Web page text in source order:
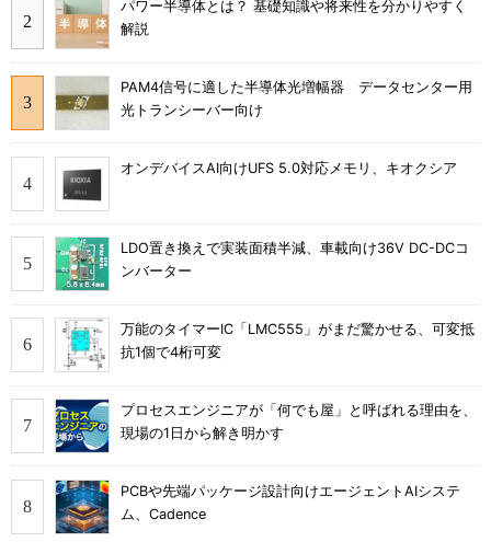
パワー半導体とは？ 基礎知識や将来性を分かりやすく
解説
PAM4信号に適した半導体光増幅器 データセンター用
光トランシーバー向け
オンデバイスAI向けUFS 5.0対応メモリ、キオクシア
LDO置き換えで実装面積半減、車載向け36V DC-DCコ
ンバーター
万能のタイマーIC「LMC555」がまだ驚かせる、可変抵
抗1個で4桁可変
プロセスエンジニアが「何でも屋」と呼ばれる理由を、
現場の1日から解き明かす
PCBや先端パッケージ設計向けエージェントAIシステ
ム、Cadence